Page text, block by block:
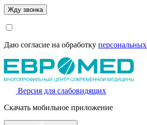
Даю согласие на обработку
Версия для слабовидящих
Скачать мобильное приложение